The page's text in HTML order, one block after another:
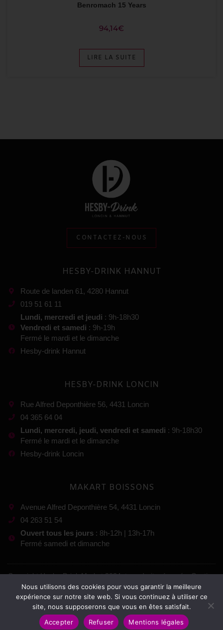
Benromach 15 Years
94,14€
LIRE LA SUITE
CONTACTEZ-NOUS
HESBY-DRINK HANNUT
Route de landen 61, 4280 Hannut
019 51 61 11
Lundi, mercredi et jeudi : 9h-18h30
Vendredi et samedi : 9h-19h
Fermé le mardi et le dimanche
Hesby-drink Hannut
HESBY-DRINK LONCIN
Rue Alfred Deponthière 56, 4431 Loncin
04 365 64 04
Lundi, mercredi, jeudi, vendredi et samedi : 9h-18h30
Fermé le mardi et le dimanche
Hesby-drink Loncin
MAKART BOISSONS
Avenue Alfred Deponthière 54, 4431 Loncin
04 263 51 54
Ouvert tous les jours : 8h-12h | 13h-17h
Fermé samedi et dimanche
Copyright Hesby-Drink Market 2024, tous droits réservés. Gestion
:
Mentions légales–Conditions générales de vente
Nous utilisons des cookies pour vous garantir la meilleure
expérience sur notre site web. Si vous continuez à utiliser ce
site, nous supposerons que vous en êtes satisfait.
Accepter
Refuser Mentions légales